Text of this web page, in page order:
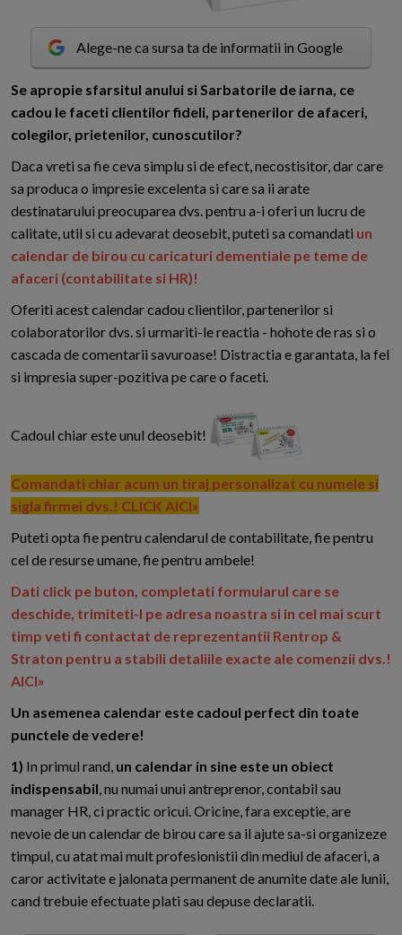
Alege-ne ca sursa ta de informatii in Google
Se apropie sfarsitul anului si Sarbatorile de iarna, ce
cadou le faceti clientilor fideli, partenerilor de afaceri,
colegilor, prietenilor, cunoscutilor?
Daca vreti sa fie ceva simplu si de efect, necostisitor, dar care
sa produca o impresie excelenta si care sa ii arate
destinatarului preocuparea dvs. pentru a-i oferi un lucru de
calitate, util si cu adevarat deosebit, puteti sa comandati un
calendar de birou cu caricaturi dementiale pe teme de
afaceri (contabilitate si HR)!
Oferiti acest calendar cadou clientilor, partenerilor si
colaboratorilor dvs. si urmariti-le reactia - hohote de ras si o
cascada de comentarii savuroase! Distractia e garantata, la fel
si impresia super-pozitiva pe care o faceti.
Cadoul chiar este unul deosebit!
Comandati chiar acum un tiraj personalizat cu numele si
sigla firmei dvs.! CLICK AICI»
Puteti opta fie pentru calendarul de contabilitate, fie pentru
cel de resurse umane, fie pentru ambele!
Dati click pe buton, completati formularul care se
deschide, trimiteti-l pe adresa noastra si in cel mai scurt
timp veti fi contactat de reprezentantii Rentrop &
Straton pentru a stabili detaliile exacte ale comenzii dvs.!
AICI»
Un asemenea calendar este cadoul perfect din toate
punctele de vedere!
1) In primul rand, un calendar in sine este un obiect
indispensabil, nu numai unui antreprenor, contabil sau
manager HR, ci practic oricui. Oricine, fara exceptie, are
nevoie de un calendar de birou care sa il ajute sa-si organizeze
timpul, cu atat mai mult profesionistii din mediul de afaceri, a
caror activitate e jalonata permanent de anumite date ale lunii,
cand trebuie efectuate plati sau depuse declaratii.